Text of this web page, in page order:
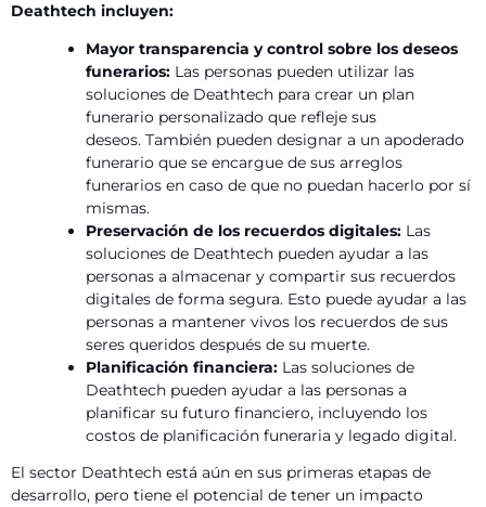
Deathtech incluyen:
Mayor transparencia y control sobre los deseos
funerarios: Las personas pueden utilizar las
soluciones de Deathtech para crear un plan
funerario personalizado que refleje sus
deseos. También pueden designar a un apoderado
funerario que se encargue de sus arreglos
funerarios en caso de que no puedan hacerlo por sí
mismas.
Preservación de los recuerdos digitales: Las
soluciones de Deathtech pueden ayudar a las
personas a almacenar y compartir sus recuerdos
digitales de forma segura. Esto puede ayudar a las
personas a mantener vivos los recuerdos de sus
seres queridos después de su muerte.
Planificación financiera: Las soluciones de
Deathtech pueden ayudar a las personas a
planificar su futuro financiero, incluyendo los
costos de planificación funeraria y legado digital.
El sector Deathtech está aún en sus primeras etapas de
desarrollo, pero tiene el potencial de tener un impacto